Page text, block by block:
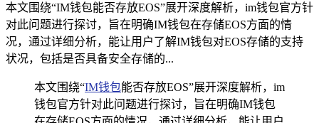
本文围绕“IM钱包能否存放EOS”展开深度解析，im钱包官方针
对此问题进行探讨，旨在明确IM钱包在存储EOS方面的情
况，通过详细分析，能让用户了解IM钱包对EOS存储的支持
状况，包括是否具备安全存储的...
本文围绕“IM钱包能否存放EOS”展开深度解析，im
钱包官方针对此问题进行探讨，旨在明确IM钱包